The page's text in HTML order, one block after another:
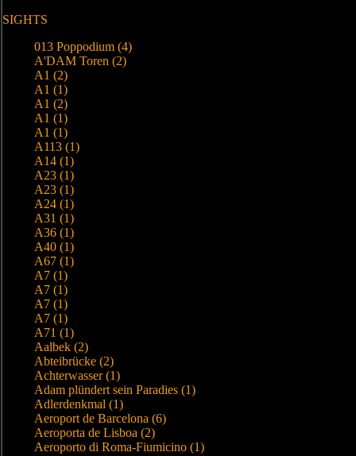
SIGHTS
013 Poppodium (4)
A'DAM Toren (2)
A1 (2)
A1 (1)
A1 (2)
A1 (1)
A1 (1)
A113 (1)
A14 (1)
A23 (1)
A23 (1)
A24 (1)
A31 (1)
A36 (1)
A40 (1)
A67 (1)
A7 (1)
A7 (1)
A7 (1)
A7 (1)
A71 (1)
Aalbek (2)
Abteibrücke (2)
Achterwasser (1)
Adam plündert sein Paradies (1)
Adlerdenkmal (1)
Aeroport de Barcelona (6)
Aeroporta de Lisboa (2)
Aeroporto di Roma-Fiumicino (1)